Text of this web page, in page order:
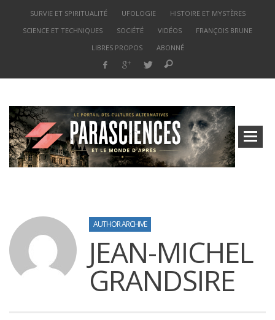
SURVIE ET SPIRITUALITÉ UFOLOGIE
HISTOIRE ET MYSTÈRES
SCIENCE ET TECHNIQUES
SOCIÉTÉ VIDÉOS
FRANÇOIS BRUNE
LIBRES PROPOS
ABONNÉ
AUTHOR ARCHIVE
JEAN-MICHEL
GRANDSIRE